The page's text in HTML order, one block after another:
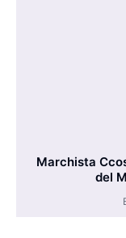
Marchista
del